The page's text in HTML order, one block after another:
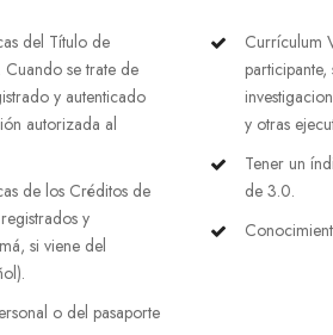
del Título de
Cuando se trate de
y autenticado
autorizada al
de los Créditos de
y
si viene del
o del pasaporte
Currículum
y otras
Tener un
de 3.0.